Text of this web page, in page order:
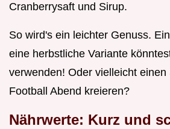
Cranberrysaft und Sirup.
So wird's ein leichter Genuss.
eine herbstliche Variante
verwenden! Oder vielleicht
Football Abend kreieren?
Nährwerte: Kurz und